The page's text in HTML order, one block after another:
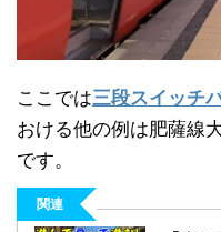
ここでは三段スイッチ
おける他の例は肥薩線
です。
関連